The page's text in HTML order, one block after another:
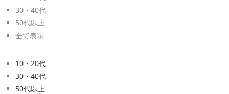
30・40代
50代以上
全て表示
10・20代
30・40代
50代以上